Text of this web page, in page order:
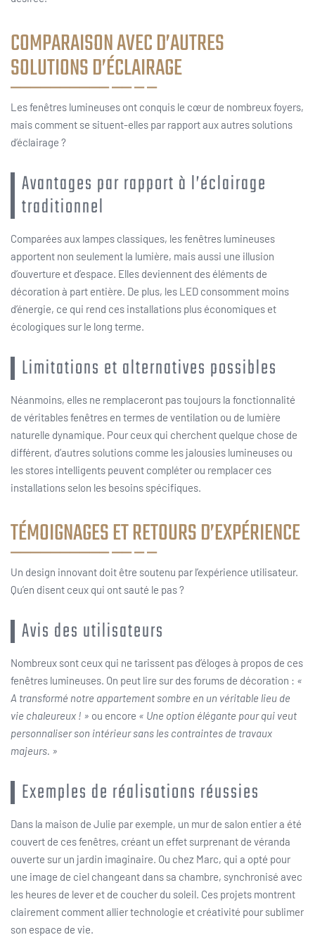
COMPARAISON AVEC D’AUTRES
SOLUTIONS D’ÉCLAIRAGE
Les fenêtres lumineuses ont conquis le cœur de nombreux foyers,
mais comment se situent-elles par rapport aux autres solutions
d’éclairage ?
Avantages par rapport à l’éclairage
traditionnel
Comparées aux lampes classiques, les fenêtres lumineuses
apportent non seulement la lumière, mais aussi une illusion
d’ouverture et d’espace. Elles deviennent des éléments de
décoration à part entière. De plus, les LED consomment moins
d’énergie, ce qui rend ces installations plus économiques et
écologiques sur le long terme.
Limitations et alternatives possibles
Néanmoins, elles ne remplaceront pas toujours la fonctionnalité
de véritables fenêtres en termes de ventilation ou de lumière
naturelle dynamique. Pour ceux qui cherchent quelque chose de
différent, d’autres solutions comme les jalousies lumineuses ou
les stores intelligents peuvent compléter ou remplacer ces
installations selon les besoins spécifiques.
TÉMOIGNAGES ET RETOURS D’EXPÉRIENCE
Un design innovant doit être soutenu par l’expérience utilisateur.
Qu’en disent ceux qui ont sauté le pas ?
Avis des utilisateurs
Nombreux sont ceux qui ne tarissent pas d’éloges à propos de ces
fenêtres lumineuses. On peut lire sur des forums de décoration : «
A transformé notre appartement sombre en un véritable lieu de
vie chaleureux ! » ou encore « Une option élégante pour qui veut
personnaliser son intérieur sans les contraintes de travaux
majeurs. »
Exemples de réalisations réussies
Dans la maison de Julie par exemple, un mur de salon entier a été
couvert de ces fenêtres, créant un effet surprenant de véranda
ouverte sur un jardin imaginaire. Ou chez Marc, qui a opté pour
une image de ciel changeant dans sa chambre, synchronisé avec
les heures de lever et de coucher du soleil. Ces projets montrent
clairement comment allier technologie et créativité pour sublimer
son espace de vie.